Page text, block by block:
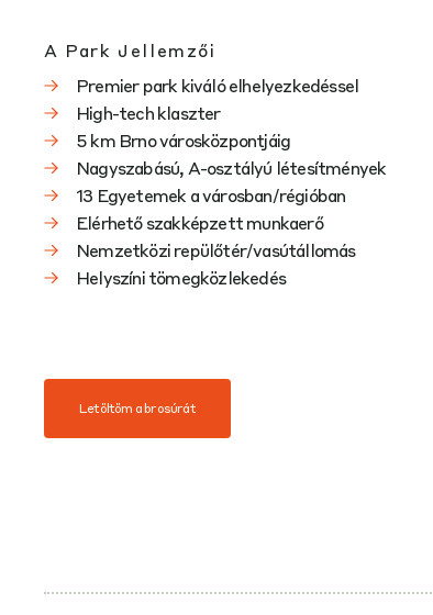
A Park Jellemzői
Premier park kiváló elhelyezkedéssel
High-tech klaszter
5 km Brno városközpontjáig
Nagyszabású, A-osztályú létesítmények
13 Egyetemek a városban/régióban
Elérhető szakképzett munkaerő
Nemzetközi repülőtér/vasútállomás
Helyszíni tömegközlekedés
Letöltöm a brosúrát